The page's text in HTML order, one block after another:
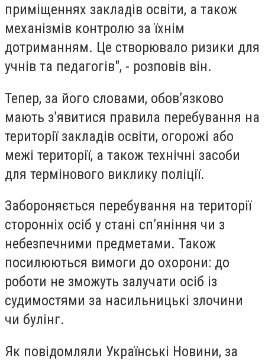
приміщеннях закладів освіти, а також
механізмів контролю за їхнім
дотриманням. Це створювало ризики для
учнів та педагогів", - розповів він.
Тепер, за його словами, обов’язково
мають з’явитися правила перебування на
території закладів освіти, огорожі або
межі території, а також технічні засоби
для термінового виклику поліції.
Забороняється перебування на території
сторонніх осіб у стані сп’яніння чи з
небезпечними предметами. Також
посилюються вимоги до охорони: до
роботи не зможуть залучати осіб із
судимостями за насильницькі злочини
чи булінг.
Як повідомляли Українські Новини, за